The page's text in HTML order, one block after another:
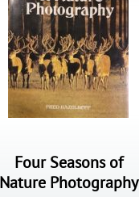
Four Seasons of
Nature Photography